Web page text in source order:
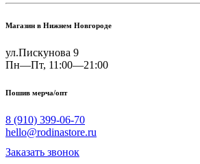
Магазин в Нижнем Новгороде
ул.Пискунова 9
Пн—Пт, 11:00—21:00
Пошив мерча/опт
8 (910) 399-06-70
hello@rodinastore.ru
Заказать звонок